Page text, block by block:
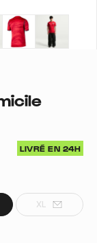
LIVRÉ EN 24H
XL